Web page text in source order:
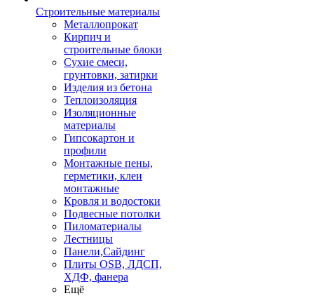
Строительные материалы
Металлопрокат
Кирпич и
строительные блоки
Сухие смеси,
грунтовки, затирки
Изделия из бетона
Теплоизоляция
Изоляционные
материалы
Гипсокартон и
профили
Монтажные пены,
герметики, клеи
монтажные
Кровля и водостоки
Подвесные потолки
Пиломатериалы
Лестницы
Панели,Сайдинг
Плиты OSB, ЛДСП,
ХДФ, фанера
Ещё